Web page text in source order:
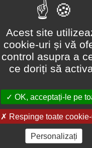
(10)
Pack Promo
(4)
Acest site
cookie-uri și vă
control asupra a
ce doriți să
OK, acceptați-le pe
Respinge toate
Personalizați